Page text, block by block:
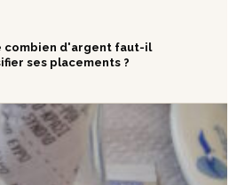
combien d'argent faut-il
ses placements ?